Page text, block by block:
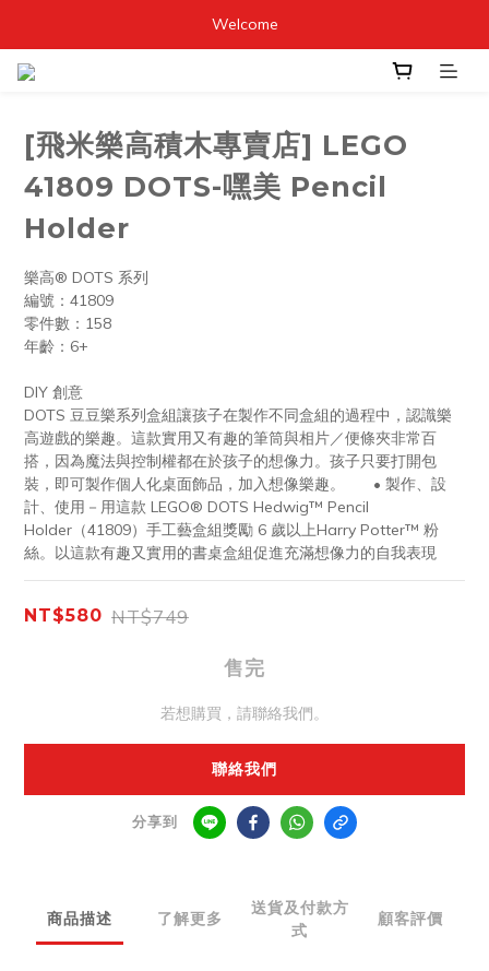
Welcome
[飛米樂高積木專賣店] LEGO
41809 DOTS-嘿美 Pencil
Holder
樂高® DOTS 系列
編號：41809
零件數：158
年齡：6+
DIY 創意
DOTS 豆豆樂系列盒組讓孩子在製作不同盒組的過程中，認識樂
高遊戲的樂趣。這款實用又有趣的筆筒與相片／便條夾非常百
搭，因為魔法與控制權都在於孩子的想像力。孩子只要打開包
裝，即可製作個人化桌面飾品，加入想像樂趣。	• 製作、設
計、使用－用這款 LEGO® DOTS Hedwig™ Pencil
Holder（41809）手工藝盒組獎勵 6 歲以上Harry Potter™ 粉
絲。以這款有趣又實用的書桌盒組促進充滿想像力的自我表現
NT$580 NT$749
售完
若想購買，請聯絡我們。
聯絡我們
分享到
商品描述 了解更多
送貨及付款方
式
顧客評價